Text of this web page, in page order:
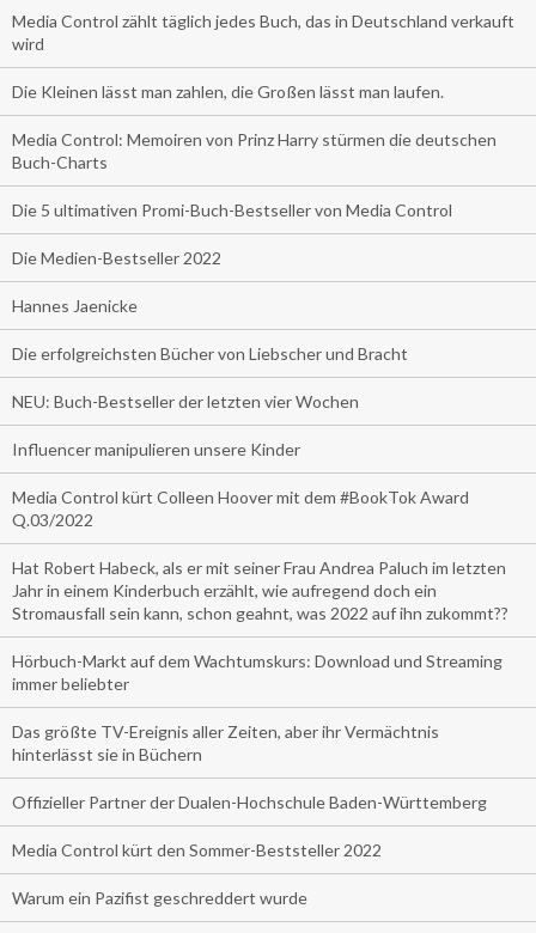
Media Control zählt täglich jedes Buch, das in Deutschland verkauft
wird
Die Kleinen lässt man zahlen, die Großen lässt man laufen.
Media Control: Memoiren von Prinz Harry stürmen die deutschen
Buch-Charts
Die 5 ultimativen Promi-Buch-Bestseller von Media Control
Die Medien-Bestseller 2022
Hannes Jaenicke
Die erfolgreichsten Bücher von Liebscher und Bracht
NEU: Buch-Bestseller der letzten vier Wochen
Influencer manipulieren unsere Kinder
Media Control kürt Colleen Hoover mit dem #BookTok Award
Q.03/2022
Hat Robert Habeck, als er mit seiner Frau Andrea Paluch im letzten
Jahr in einem Kinderbuch erzählt, wie aufregend doch ein
Stromausfall sein kann, schon geahnt, was 2022 auf ihn zukommt??
Hörbuch-Markt auf dem Wachtumskurs: Download und Streaming
immer beliebter
Das größte TV-Ereignis aller Zeiten, aber ihr Vermächtnis
hinterlässt sie in Büchern
Offizieller Partner der Dualen-Hochschule Baden-Württemberg
Media Control kürt den Sommer-Beststeller 2022
Warum ein Pazifist geschreddert wurde